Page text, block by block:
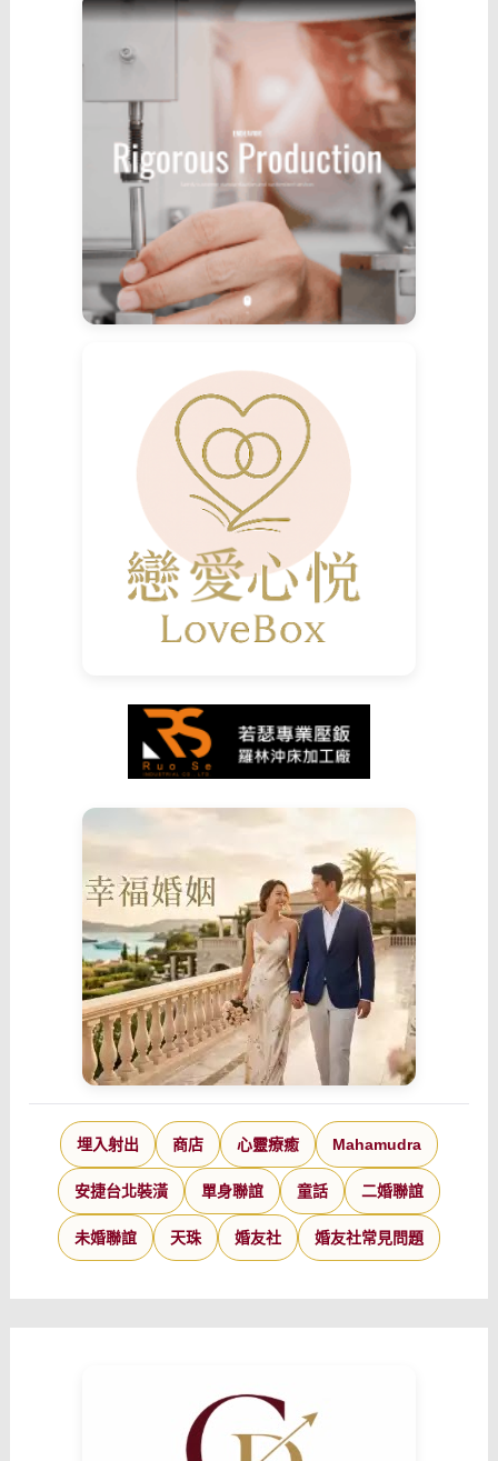
埋入射出 商店 心靈療癒 Mahamudra
安捷台北裝潢 單身聯誼 童話 二婚聯誼
未婚聯誼 天珠 婚友社 婚友社常見問題